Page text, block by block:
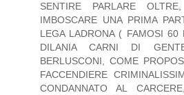
SENTIRE PARLARE
IMBOSCARE UNA PRIMA
LEGA LADRONA ( FAMOSI 60
DILANIA CARNI DI
BERLUSCONI, COME
FACCENDIERE
CONDANNATO AL